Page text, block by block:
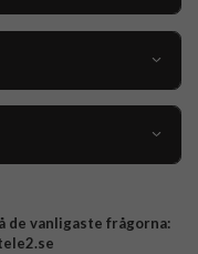
de vanligaste frågorna: